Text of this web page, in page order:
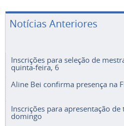
Notícias Anteriores
quinta-feira, 6
Aline Bei confirma presença na
domingo
Fundação recebe propostas